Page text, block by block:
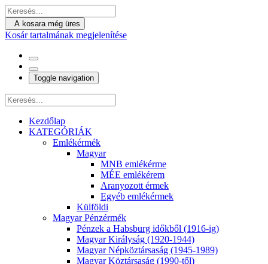
A kosara még üres
Kosár tartalmának megjelenítése
Toggle navigation
Kezdőlap
KATEGÓRIÁK
Emlékérmék
Magyar
MNB emlékérme
MÉE emlékérem
Aranyozott érmek
Egyéb emlékérmek
Külföldi
Magyar Pénzérmék
Pénzek a Habsburg időkből (1916-ig)
Magyar Királyság (1920-1944)
Magyar Népköztársaság (1945-1989)
Magyar Köztársaság (1990-től)